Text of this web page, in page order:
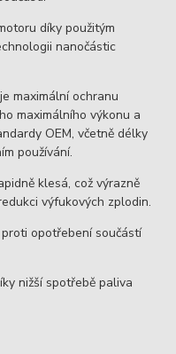
díky použitým
nanočástic
maximální ochranu
maximálního výkonu a
OEM, včetně délky
používání.
klesá, což výrazně
výfukových zplodin.
opotřebení součástí
nižší spotřebě paliva